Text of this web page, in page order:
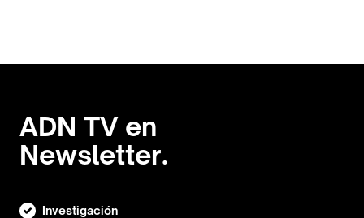
ADN TV en
Newsletter.
Investigación